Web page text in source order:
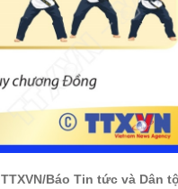
TTXVN/Báo Tin tức và Dân